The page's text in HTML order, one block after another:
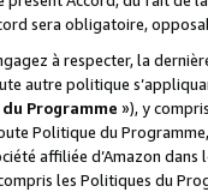
sera obligatoire,
à respecter, la
autre politique
Programme »), y
Politique du
affiliée d’Amazon
les Politiques du